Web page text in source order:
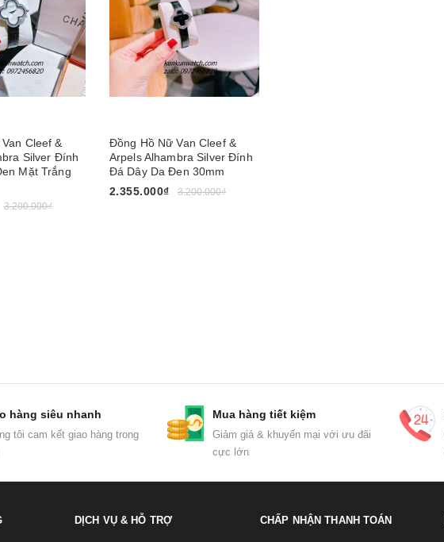
Cleef &
Silver Đính
Mặt Trắng
3.200.000₫
Đồng Hồ Nữ Van Cleef &
Arpels Alhambra Silver Đính
Đá Dây Da Đen 30mm
2.355.000₫
3.200.000₫
hàng siêu nhanh
tôi cam kết giao hàng trong
Mua hàng tiết kiệm
Giảm giá & khuyến mại với ưu đãi
cực lớn
DỊCH VỤ & HỖ TRỢ CHẤP NHẬN THANH TOÁN